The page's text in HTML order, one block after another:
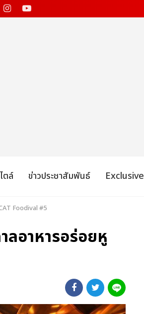
ตล์ ข่าวประชาสัมพันธ์ Exclusive
Foodival #5
ลอาหารอร่อยหู